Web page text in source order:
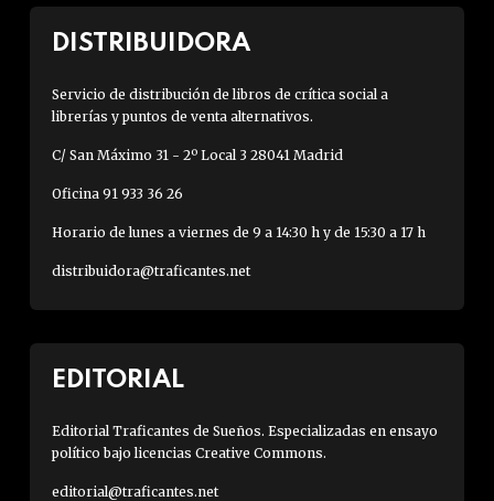
DISTRIBUIDORA
Servicio de distribución de libros de crítica social a
librerías y puntos de venta alternativos.
C/ San Máximo 31 - 2º Local 3 28041 Madrid
Oficina 91 933 36 26
Horario de lunes a viernes de 9 a 14:30 h y de 15:30 a 17 h
distribuidora@traficantes.net
EDITORIAL
Editorial Traficantes de Sueños. Especializadas en ensayo
político bajo licencias Creative Commons.
editorial@traficantes.net